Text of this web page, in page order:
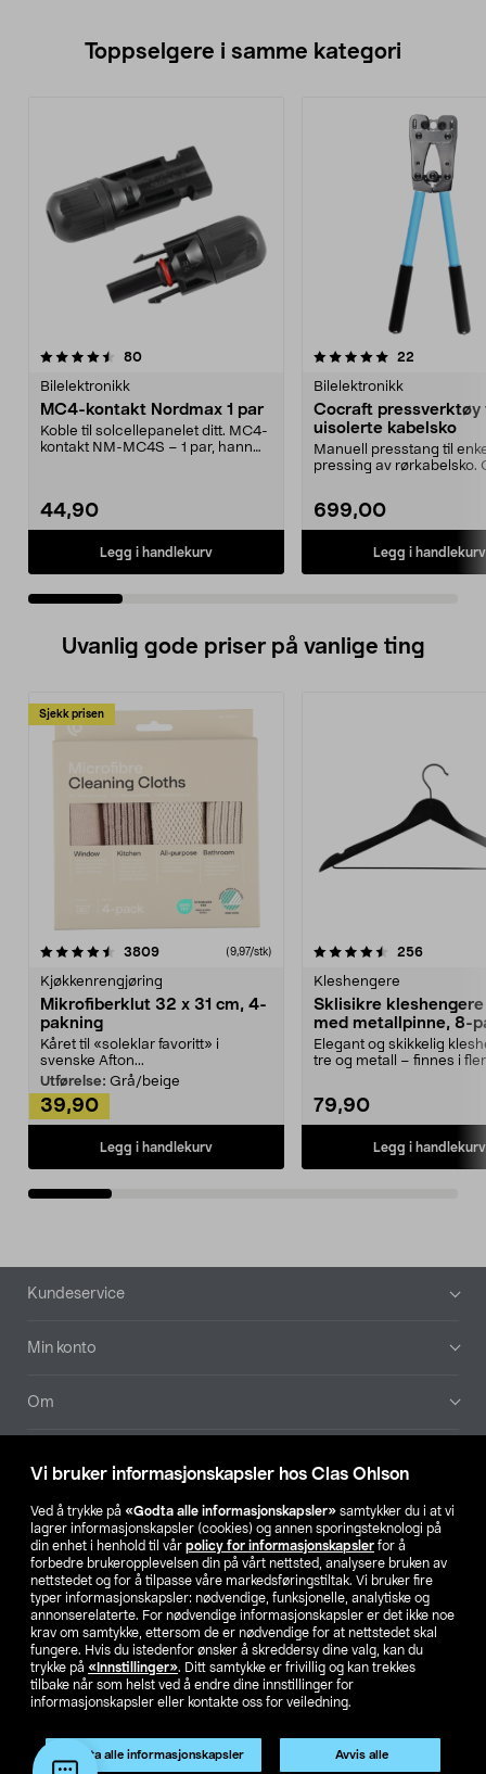
Vi bruker informasjonskapsler hos Clas Ohlson
Ved å trykke på «Godta alle informasjonskapsler» samtykker du i at vi
lagrer informasjonskapsler (cookies) og annen sporingsteknologi på
din enhet i henhold til vår policy for informasjonskapsler for å
forbedre brukeropplevelsen din på vårt nettsted, analysere bruken av
nettstedet og for å tilpasse våre markedsføringstiltak. Vi bruker fire
typer informasjonskapsler: nødvendige, funksjonelle, analytiske og
annonserelaterte. For nødvendige informasjonskapsler er det ikke noe
krav om samtykke, ettersom de er nødvendige for at nettstedet skal
fungere. Hvis du istedenfor ønsker å skreddersy dine valg, kan du
trykke på «Innstillinger». Ditt samtykke er frivillig og kan trekkes
tilbake når som helst ved å endre dine innstillinger for
informasjonskapsler eller kontakte oss for veiledning.
Godta alle informasjonskapsler Avvis alle
Toppselgere i samme kategori
80anmeldelser
Bilelektronikk
MC4-kontakt Nordmax 1 par
Koble til solcellepanelet ditt. MC4-
kontakt NM-MC4S – 1 par, hann
44,90
Legg i handlekurv
5.0 av 5 stjerner 22
Bilelektronikk
Cocraft pressverktøy
uisolerte kabelsko
Manuell presstang til
pressing av rørkabelsko.
699,00
Legg i handlekurv
4.0 av 5 stjerner
Uvanlig gode priser på vanlige ting
Sjekk prisen
3809anmeldelser(9,97/stk)
Kjøkkenrengjøring
Mikrofiberklut 32 x 31 cm, 4-
pakning
Kåret til «soleklar favoritt» i
svenske Afton...
Utførelse: Grå/beige
39,90
Legg i handlekurv
4.5av 5 stjerner 256
Kleshengere
Sklisikre
med metallpinne, 8-
Elegant og skikkelig
tre og metall – finnes i
79,90
Legg i handlekurv
4.5av 5 stjerner
Bunntekst
Kundeservice
Min konto
Om
Våre selskaper
Finn din butikk
SE NO FI
Privacy statement Medlemsvilkår Kjøpsvilkår For bedrifter